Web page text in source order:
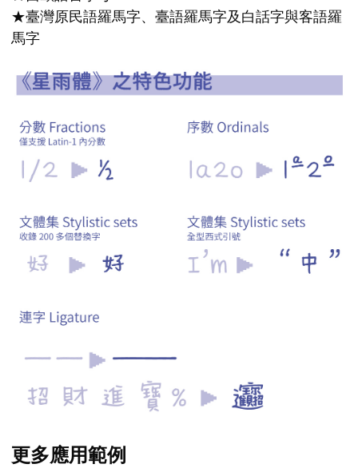
★臺灣原民語羅馬字、臺語羅馬字及白話字與客語羅
馬字
更多應用範例